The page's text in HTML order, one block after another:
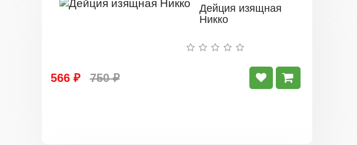
Дейция изящная
Никко
566 ₽ 750 ₽